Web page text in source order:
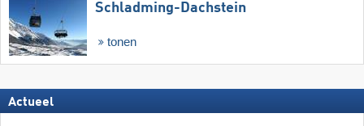
Schladming-Dachstein
tonen
Actueel